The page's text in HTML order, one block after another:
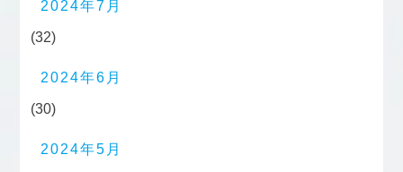
2024年7月
(32)
2024年6月
(30)
2024年5月